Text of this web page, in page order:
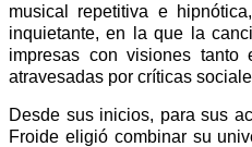
musical repetitiva e
inquietante, en la que la
impresas con visiones tanto
atravesadas por críticas
Desde sus inicios, para sus
Froide eligió combinar su